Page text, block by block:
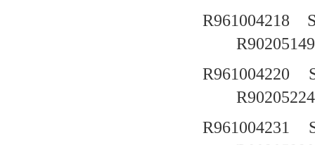
R961004218
R961004220
R961004231